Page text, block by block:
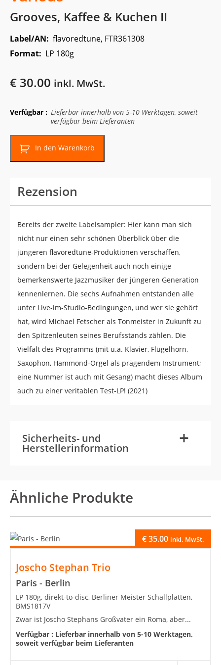
Grooves, Kaffee & Kuchen II
Label/AN: flavoredtune, FTR361308
Format: LP 180g
€ 30.00 inkl. MwSt.
Verfügbar : Lieferbar innerhalb von 5-10 Werktagen, soweit
verfügbar beim Lieferanten
In den Warenkorb
Rezension
Bereits der zweite Labelsampler: Hier kann man sich
nicht nur einen sehr schönen Überblick über die
jüngeren flavoredtune-Produktionen verschaffen,
sondern bei der Gelegenheit auch noch einige
bemerkenswerte Jazzmusiker der jüngeren Generation
kennenlernen. Die sechs Aufnahmen entstanden alle
unter Live-im-Studio-Bedingungen, und wer sie gehört
hat, wird Michael Fetscher als Tonmeister in Zukunft zu
den Spitzenleuten seines Berufsstands zählen. Die
Vielfalt des Programms (mit u.a. Klavier, Flügelhorn,
Saxophon, Hammond-Orgel als prägendem Instrument;
eine Nummer ist auch mit Gesang) macht dieses Album
auch zu einer veritablen Test-LP! (2021)
Sicherheits- und
Herstellerinformation +
-
Ähnliche Produkte
Joscho Stephan Trio
Paris - Berlin
€35.00 inkl. MwSt.
LP 180g, direkt-to-disc, Berliner Meister Schallplatten,
BMS1817V
Zwar ist Joscho Stephans Großvater ein Roma, aber...
Verfügbar : Lieferbar innerhalb von 5-10 Werktagen,
soweit verfügbar beim Lieferanten